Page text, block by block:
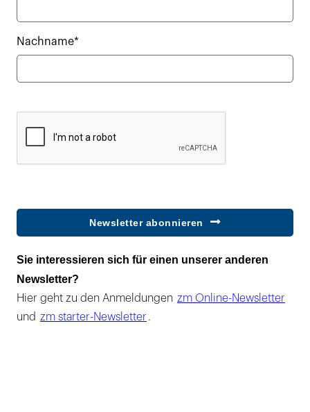
Nachname*
Newsletter abonnieren
Sie interessieren sich für einen unserer anderen
Newsletter?
Hier geht zu den Anmeldungen zm Online-Newsletter
und zm starter-Newsletter .